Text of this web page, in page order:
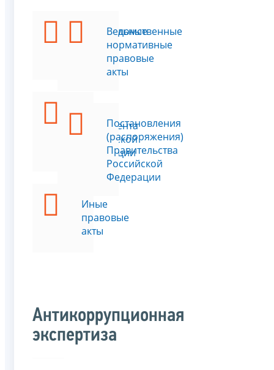
Федеральные
законы
Указы
Президента
Российской
Федерации
Иные
правовые
акты
Ведомственные
нормативные
правовые
акты
Постановления
(распоряжения)
Правительства
Российской
Федерации
Антикоррупционная
экспертиза